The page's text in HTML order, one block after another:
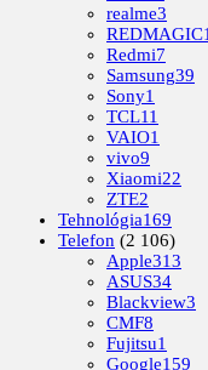
realme3
REDMAGIC1
Redmi7
Samsung39
Sony1
TCL11
VAIO1
vivo9
Xiaomi22
ZTE2
Tehnológia169
Telefon (2 106)
Apple313
ASUS34
Blackview3
CMF8
Fujitsu1
Google159